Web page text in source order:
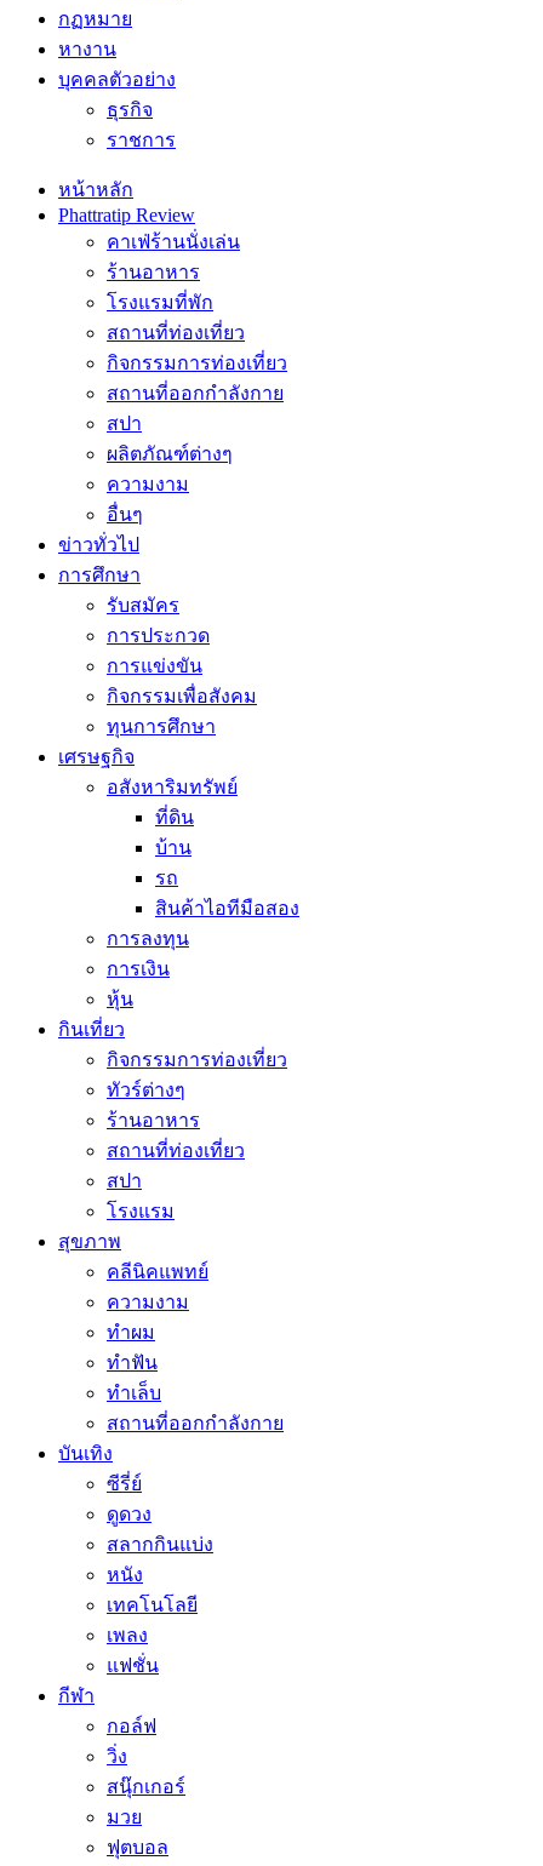
กฏหมาย
หางาน
บุคคลตัวอย่าง
ธุรกิจ
ราชการ
หน้าหลัก
Phattratip Review
คาเฟ่ร้านนั่งเล่น
ร้านอาหาร
โรงแรมที่พัก
สถานที่ท่องเที่ยว
กิจกรรมการท่องเที่ยว
สถานที่ออกกำลังกาย
สปา
ผลิตภัณฑ์ต่างๆ
ความงาม
อื่นๆ
ข่าวทั่วไป
การศึกษา
รับสมัคร
การประกวด
การแข่งขัน
กิจกรรมเพื่อสังคม
ทุนการศึกษา
เศรษฐกิจ
อสังหาริมทรัพย์
ที่ดิน
บ้าน
รถ
สินค้าไอทีมือสอง
การลงทุน
การเงิน
หุ้น
กินเที่ยว
กิจกรรมการท่องเที่ยว
ทัวร์ต่างๆ
ร้านอาหาร
สถานที่ท่องเที่ยว
สปา
โรงแรม
สุขภาพ
คลีนิคแพทย์
ความงาม
ทำผม
ทำฟัน
ทำเล็บ
สถานที่ออกกำลังกาย
บันเทิง
ซีรี่ย์
ดูดวง
สลากกินแบ่ง
หนัง
เทคโนโลยี
เพลง
แฟชั่น
กีฬา
กอล์ฟ
วิ่ง
สนุ๊กเกอร์
มวย
ฟุตบอล